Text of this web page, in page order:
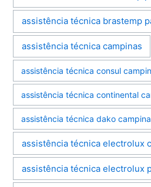
assistência técnica brastemp
assistência técnica campinas
assistência técnica consul
assistência técnica continental
assistência técnica dako
assistência técnica electrolux
assistência técnica electrolux